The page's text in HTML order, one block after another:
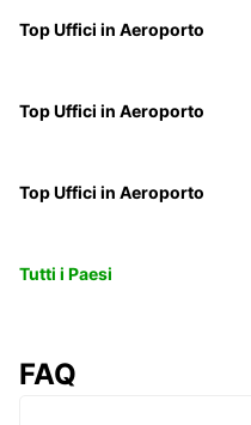
Top Uffici in Aeroporto
Top Uffici in Aeroporto
Top Uffici in Aeroporto
Tutti i Paesi
FAQ